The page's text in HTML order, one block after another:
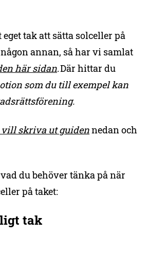
tak att sätta solceller på
annan, så har vi samlat
här sidan. Där hittar du
som du till exempel kan
skriva ut guidennedan och
du behöver tänka på när
på taket:
tak